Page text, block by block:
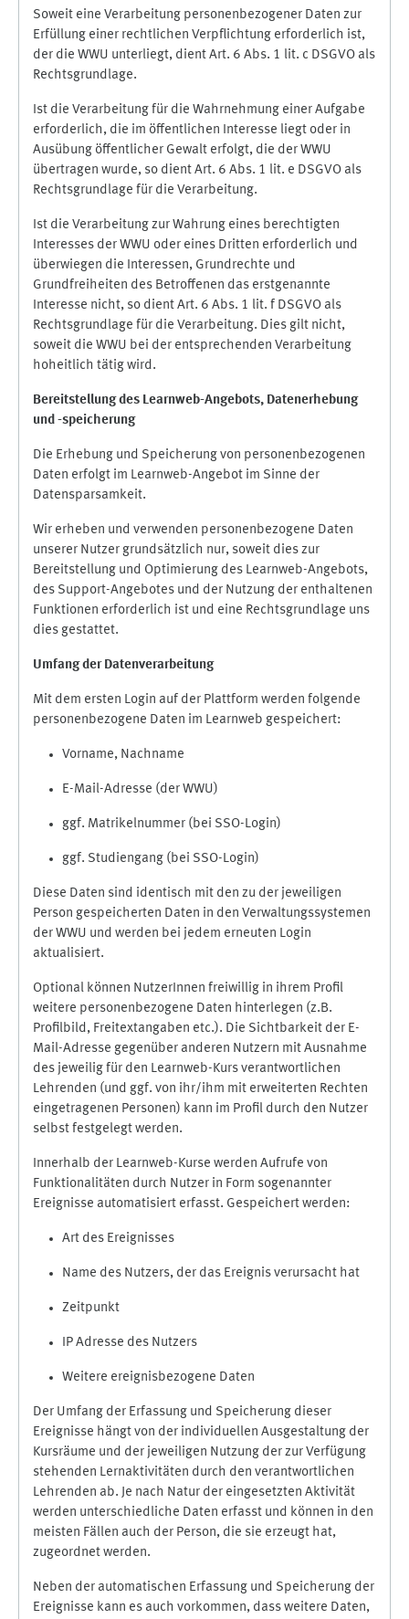
Soweit eine Verarbeitung personenbezogener Daten zur
Erfüllung einer rechtlichen Verpflichtung erforderlich ist,
der die WWU unterliegt, dient Art. 6 Abs. 1 lit. c DSGVO als
Rechtsgrundlage.
Ist die Verarbeitung für die Wahrnehmung einer Aufgabe
erforderlich, die im öffentlichen Interesse liegt oder in
Ausübung öffentlicher Gewalt erfolgt, die der WWU
übertragen wurde, so dient Art. 6 Abs. 1 lit. e DSGVO als
Rechtsgrundlage für die Verarbeitung.
Ist die Verarbeitung zur Wahrung eines berechtigten
Interesses der WWU oder eines Dritten erforderlich und
überwiegen die Interessen, Grundrechte und
Grundfreiheiten des Betroffenen das erstgenannte
Interesse nicht, so dient Art. 6 Abs. 1 lit. f DSGVO als
Rechtsgrundlage für die Verarbeitung. Dies gilt nicht,
soweit die WWU bei der entsprechenden Verarbeitung
hoheitlich tätig wird.
Bereitstellung des Learnweb-Angebots, Datenerhebung
und -speicherung
Die Erhebung und Speicherung von personenbezogenen
Daten erfolgt im Learnweb-Angebot im Sinne der
Datensparsamkeit.
Wir erheben und verwenden personenbezogene Daten
unserer Nutzer grundsätzlich nur, soweit dies zur
Bereitstellung und Optimierung des Learnweb-Angebots,
des Support-Angebotes und der Nutzung der enthaltenen
Funktionen erforderlich ist und eine Rechtsgrundlage uns
dies gestattet.
Umfang der Datenverarbeitung
Mit dem ersten Login auf der Plattform werden folgende
personenbezogene Daten im Learnweb gespeichert:
Vorname, Nachname
E-Mail-Adresse (der WWU)
ggf. Matrikelnummer (bei SSO-Login)
ggf. Studiengang (bei SSO-Login)
Diese Daten sind identisch mit den zu der jeweiligen
Person gespeicherten Daten in den Verwaltungssystemen
der WWU und werden bei jedem erneuten Login
aktualisiert.
Optional können NutzerInnen freiwillig in ihrem Profil
weitere personenbezogene Daten hinterlegen (z.B.
Profilbild, Freitextangaben etc.). Die Sichtbarkeit der E-
Mail-Adresse gegenüber anderen Nutzern mit Ausnahme
des jeweilig für den Learnweb-Kurs verantwortlichen
Lehrenden (und ggf. von ihr/ihm mit erweiterten Rechten
eingetragenen Personen) kann im Profil durch den Nutzer
selbst festgelegt werden.
Innerhalb der Learnweb-Kurse werden Aufrufe von
Funktionalitäten durch Nutzer in Form sogenannter
Ereignisse automatisiert erfasst. Gespeichert werden:
Art des Ereignisses
Name des Nutzers, der das Ereignis verursacht hat
Zeitpunkt
IP Adresse des Nutzers
Weitere ereignisbezogene Daten
Der Umfang der Erfassung und Speicherung dieser
Ereignisse hängt von der individuellen Ausgestaltung der
Kursräume und der jeweiligen Nutzung der zur Verfügung
stehenden Lernaktivitäten durch den verantwortlichen
Lehrenden ab. Je nach Natur der eingesetzten Aktivität
werden unterschiedliche Daten erfasst und können in den
meisten Fällen auch der Person, die sie erzeugt hat,
zugeordnet werden.
Neben der automatischen Erfassung und Speicherung der
Ereignisse kann es auch vorkommen, dass weitere Daten,